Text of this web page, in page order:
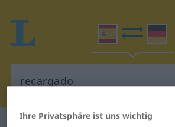
Ihre Privatsphäre ist uns wichtig